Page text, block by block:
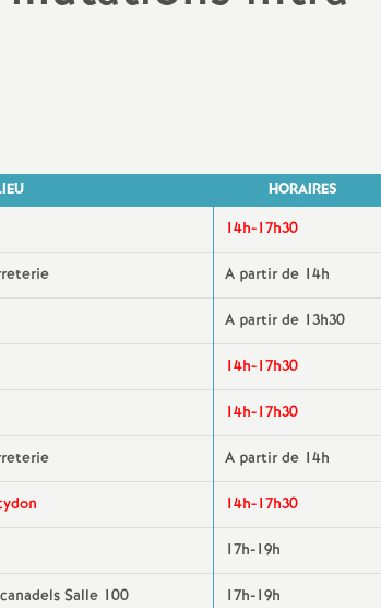
HORAIRES
14h-17h30
A partir de 14h
A partir de 13h30
14h-17h30
14h-17h30
A partir de 14h
14h-17h30
17h-19h
Salle 100 17h-19h